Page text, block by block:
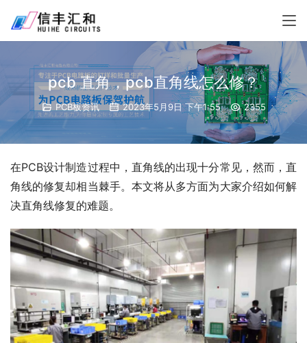
pcb 直角，pcb直角线怎么修？
PCB板资讯 2023年5月9日 下午1:55 2355
在PCB设计制造过程中，直角线的出现十分常见，然而，直
角线的修复却相当棘手。本文将从多方面为大家介绍如何解
决直角线修复的难题。